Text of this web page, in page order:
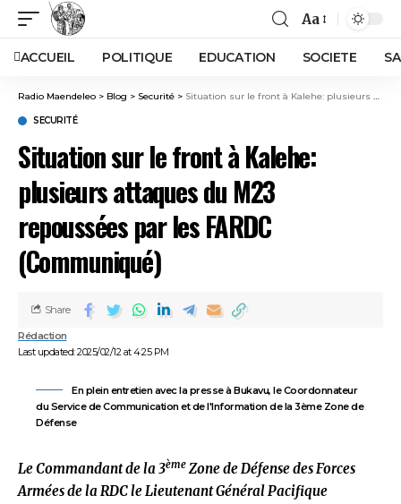
Aa
ACCUEIL POLITIQUE EDUCATION SOCIETE
Radio Maendeleo > Blog > Securité > Situation sur le front à Kalehe: plusieurs attaques du M23 repoussées par les FARDC (Communiqué)
SECURITÉ
Situation sur le front à Kalehe:
plusieurs attaques du M23
repoussées par les FARDC
(Communiqué)
Last updated: 2025/02/12 at 4:25 PM
Rédaction
Share
En plein entretien avec la presse à Bukavu, le Coordonnateur
du Service de Communication et de l'Information de la 3ème Zone de
Défense
Le Commandant de la 3èmeZone de Défense des Forces
Armées de la RDC le Lieutenant Général Pacifique